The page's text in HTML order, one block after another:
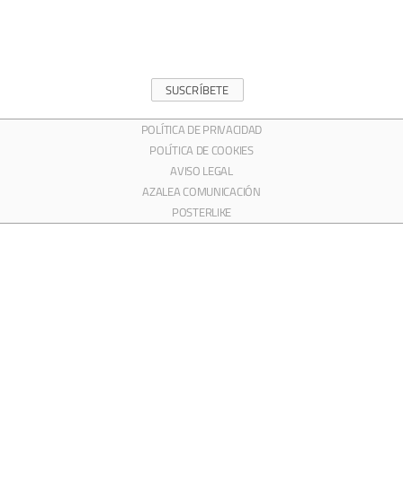
SUSCRÍBETE
POLÍTICA DE PRIVACIDAD
POLÍTICA DE COOKIES
AVISO LEGAL
AZALEA COMUNICACIÓN
POSTERLIKE